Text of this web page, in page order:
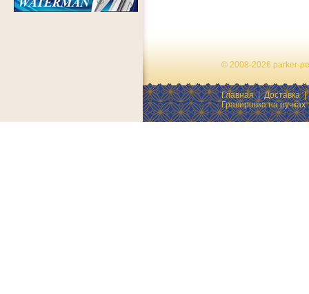
© 2008-2026 parker-
Главная|Доставка
Гравировка на ручках